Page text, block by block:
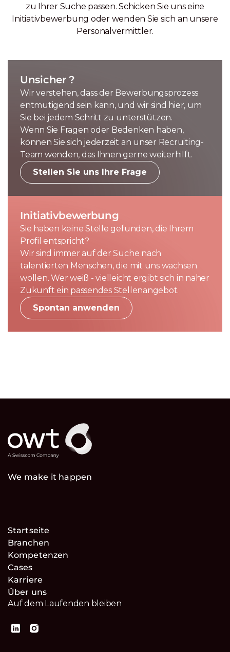
zu Ihrer Suche passen. Schicken Sie uns eine
Initiativbewerbung oder wenden Sie sich an unsere
Personalvermittler.
Unsicher ?
Wir verstehen, dass der Bewerbungsprozess
entmutigend sein kann, und wir sind hier, um
Sie bei jedem Schritt zu unterstützen.
Wenn Sie Fragen oder Bedenken haben,
können Sie sich jederzeit an unser Recruiting-
Team wenden, das Ihnen gerne weiterhilft.
Stellen Sie uns Ihre Frage
Initiativbewerbung
Sie haben keine Stelle gefunden, die Ihrem
Profil entspricht?
Wir sind immer auf der Suche nach
talentierten Menschen, die mit uns wachsen
wollen. Wer weiß - vielleicht ergibt sich in naher
Zukunft ein passendes Stellenangebot.
Spontan anwenden
We make it happen
Startseite
Branchen
Kompetenzen
Cases
Karriere
Über uns
Auf dem Laufenden bleiben